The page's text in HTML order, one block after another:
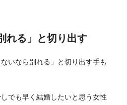
れる」と切り出す
いなら別れる」と切り出す手も
でも早く結婚したいと思う女性